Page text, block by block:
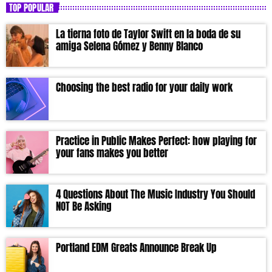
TOP POPULAR
La tierna foto de Taylor Swift en la boda de su
amiga Selena Gómez y Benny Blanco
Choosing the best radio for your daily work
Practice in Public Makes Perfect: how playing for
your fans makes you better
4 Questions About The Music Industry You Should
NOT Be Asking
Portland EDM Greats Announce Break Up